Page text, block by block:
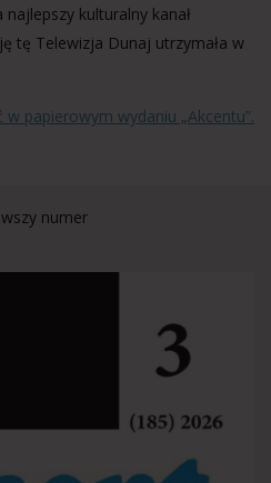
kulturalny kanał
tę Telewizja Dunaj utrzymała w
w papierowym wydaniu „Akcentu”.
numer